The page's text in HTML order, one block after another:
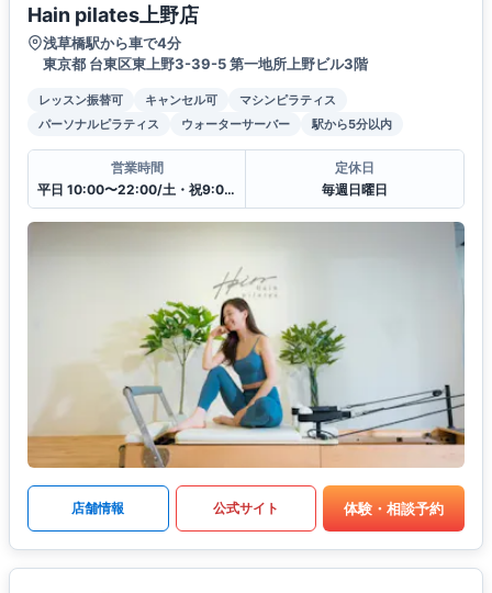
Hain pilates上野店
浅草橋駅から車で4分
東京都 台東区東上野3-39-5 第一地所上野ビル3階
レッスン振替可 キャンセル可
マシンピラティス
パーソナルピラティス
ウォーターサーバー 駅から5分以内
営業時間
平日 10:00〜22:00/土・祝9:00〜20:00
定休日
毎週日曜日
店舗情報 公式サイト 体験・相談予約